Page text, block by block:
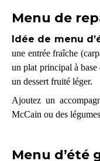
Menu de
Idée de menu
une entrée fraîche
un plat principal à
un dessert fruité léger.
Ajoutez un
McCain ou des
Menu d’été